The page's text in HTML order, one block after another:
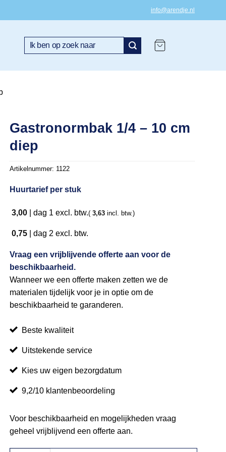
info@arendje.nl
Zoeken
Gastronormbak 1/4 – 10 cm
diep
Artikelnummer: 1122
Huurtarief per stuk
3,00 |dag 1 excl. btw.( 3,63 incl. btw.)
0,75 |dag 2 excl. btw.
Vraag een vrijblijvende offerte aan voor de
beschikbaarheid.
Wanneer we een offerte maken zetten we de
materialen tijdelijk voor je in optie om de
beschikbaarheid te garanderen.
Beste kwaliteit
Uitstekende service
Kies uw eigen bezorgdatum
9,2/10 klantenbeoordeling
Voor beschikbaarheid en mogelijkheden vraag
geheel vrijblijvend een offerte aan.